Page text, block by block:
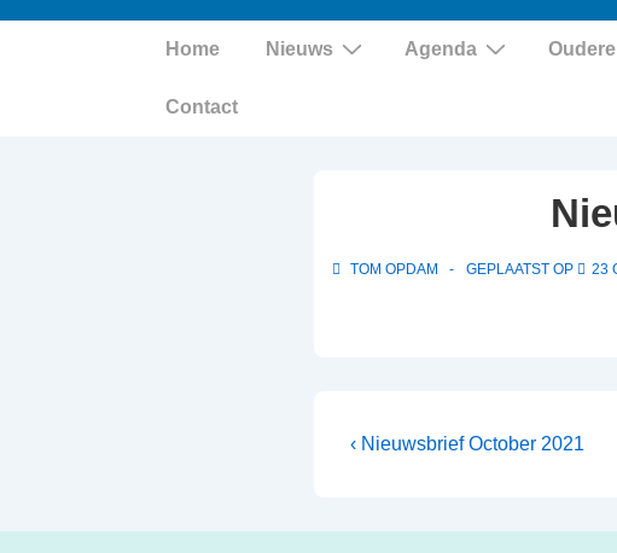
Hoofd
Home Nieuws Agenda
Contact
TOM OPDAM GEPLAATST OP 23
Bericht
Vorig
‹ Nieuwsbrief October 2021